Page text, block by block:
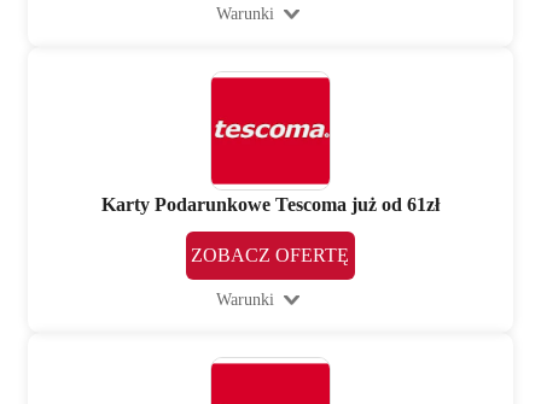
Warunki
Karty Podarunkowe Tescoma już od 61zł
ZOBACZ OFERTĘ
Warunki